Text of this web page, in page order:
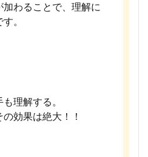
わることで、理解に
。
理解する。
効果は絶大！！